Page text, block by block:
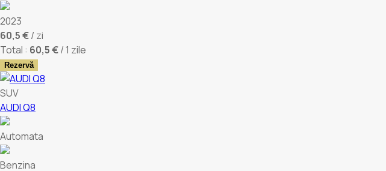
2023
60,5 €/ zi
Total : 60,5 €/ 1 zile
Rezervă
SUV
AUDI Q8
Automata
Benzina